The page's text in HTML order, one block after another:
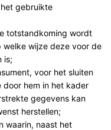
gebruikte
totstandkoming wordt
wijze deze voor de
is;
voor het sluiten
hem in het kader
gegevens kan
herstellen;
waarin, naast het